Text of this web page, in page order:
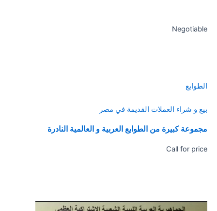
Negotiable
الطوابع
بيع و شراء العملات القديمة في مصر
مجموعة كبيرة من الطوابع العربية و العالمية النادرة
Call for price